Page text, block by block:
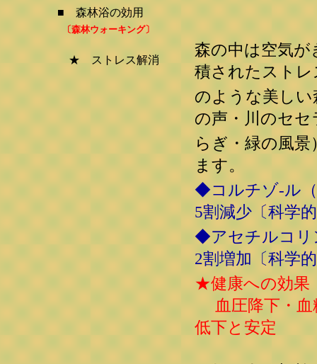
■ 森林浴の効用
〔森林ウォーキング〕
★ ストレス解消
森の中は空気
積されたスト
のような美し
の声・川のセ
らぎ・緑の風
ます。
◆コルチゾ-ル
5割減少〔科
◆アセチルコリ
2割増加〔科学
★健康への効果
血圧降下・
低下と安定